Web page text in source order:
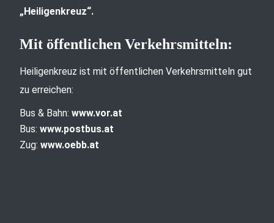
„Heiligenkreuz“.
Mit öffentlichen Verkehrsmitteln:
Heiligenkreuz ist mit öffentlichen Verkehrsmitteln gut
zu erreichen:
Bus & Bahn: www.vor.at
Bus: www.postbus.at
Zug: www.oebb.at